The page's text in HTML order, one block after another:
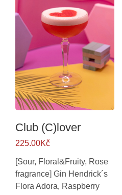
Club (C)lover
225.00Kč
[Sour, Floral&Fruity, Rose
fragrance] Gin Hendrick´s
Flora Adora, Raspberry